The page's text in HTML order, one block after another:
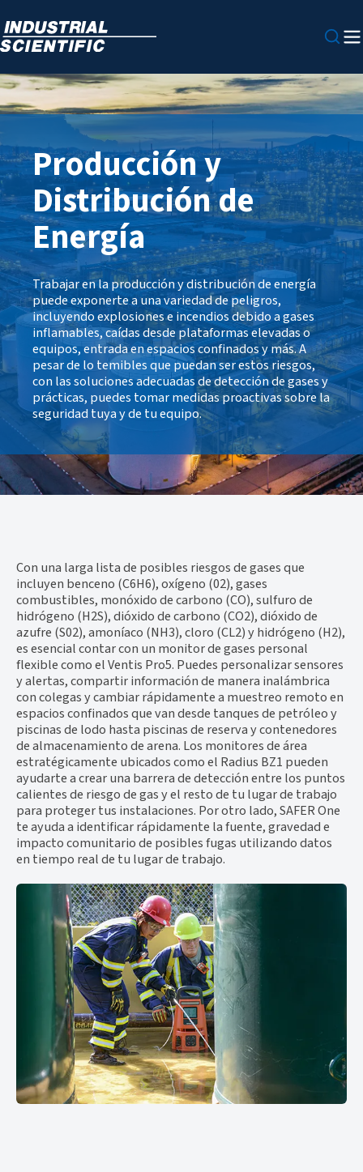
Producción y
Distribución de
Energía
Trabajar en la producción y distribución de energía
puede exponerte a una variedad de peligros,
incluyendo explosiones e incendios debido a gases
inflamables, caídas desde plataformas elevadas o
equipos, entrada en espacios confinados y más. A
pesar de lo temibles que puedan ser estos riesgos,
con las soluciones adecuadas de detección de gases y
prácticas, puedes tomar medidas proactivas sobre la
seguridad tuya y de tu equipo.
Con una larga lista de posibles riesgos de gases que
incluyen benceno (C6H6), oxígeno (02), gases
combustibles, monóxido de carbono (CO), sulfuro de
hidrógeno (H2S), dióxido de carbono (CO2), dióxido de
azufre (S02), amoníaco (NH3), cloro (CL2) y hidrógeno (H2),
es esencial contar con un monitor de gases personal
flexible como el Ventis Pro5. Puedes personalizar sensores
y alertas, compartir información de manera inalámbrica
con colegas y cambiar rápidamente a muestreo remoto en
espacios confinados que van desde tanques de petróleo y
piscinas de lodo hasta piscinas de reserva y contenedores
de almacenamiento de arena. Los monitores de área
estratégicamente ubicados como el Radius BZ1 pueden
ayudarte a crear una barrera de detección entre los puntos
calientes de riesgo de gas y el resto de tu lugar de trabajo
para proteger tus instalaciones. Por otro lado, SAFER One
te ayuda a identificar rápidamente la fuente, gravedad e
impacto comunitario de posibles fugas utilizando datos
en tiempo real de tu lugar de trabajo.